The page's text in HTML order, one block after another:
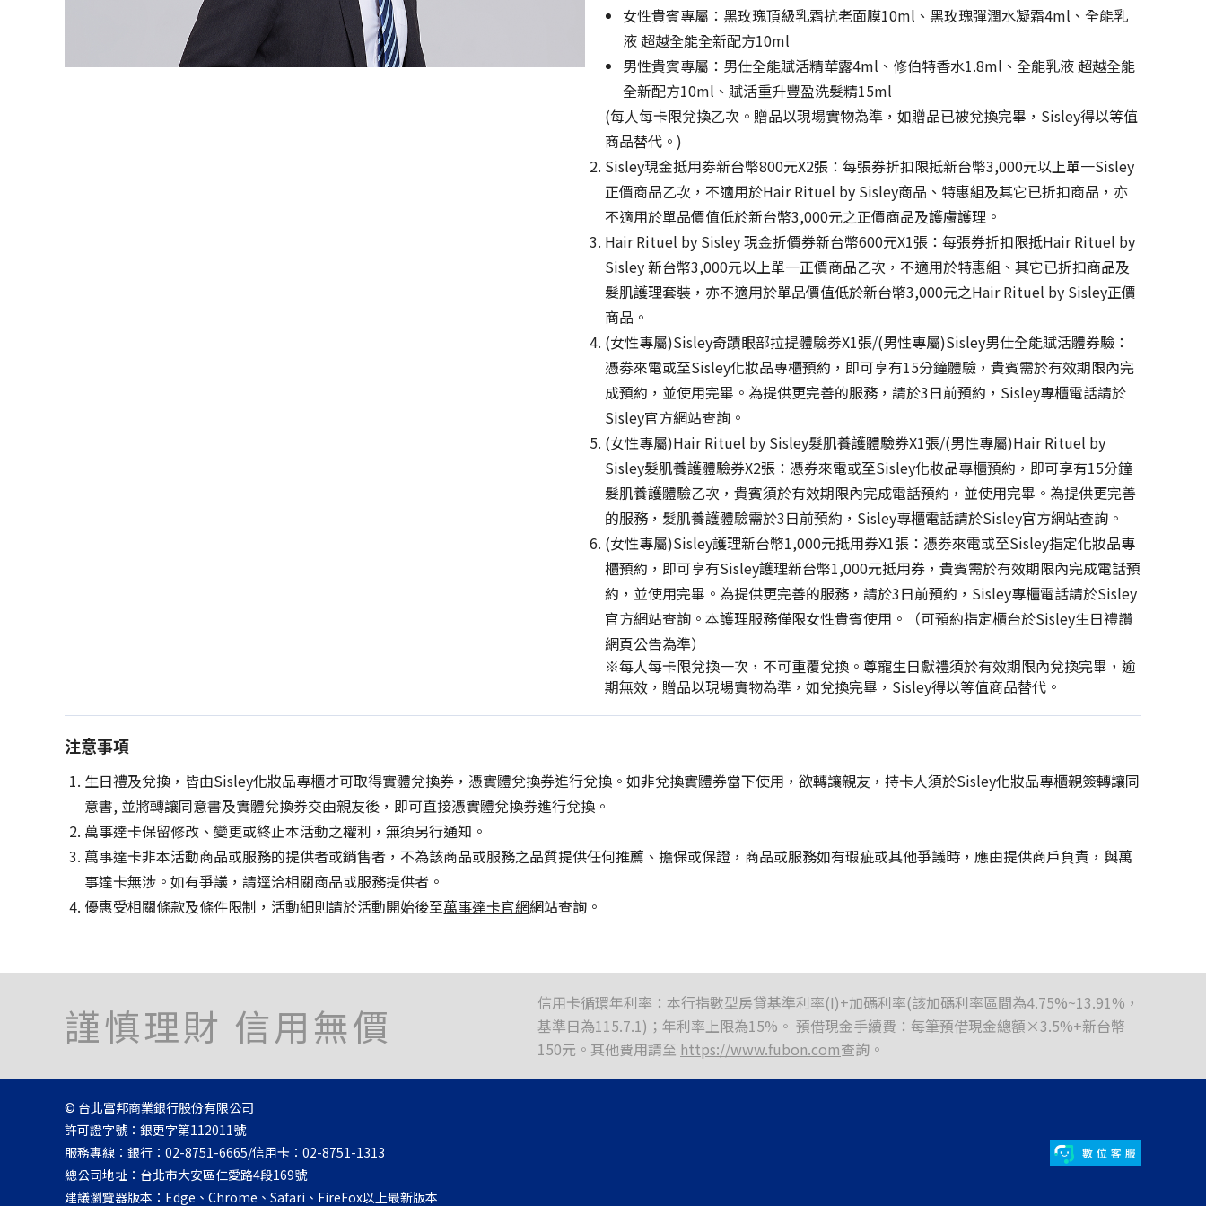
女性貴賓專屬：黑玫瑰頂級乳霜抗老面膜10ml、黑玫瑰彈潤水凝霜4ml、全能乳
液 超越全能全新配方10ml
男性貴賓專屬：男仕全能賦活精華露4ml、修伯特香水1.8ml、全能乳液 超越全能
全新配方10ml、賦活重升豐盈洗髮精15ml
(每人每卡限兌換乙次。贈品以現場實物為準，如贈品已被兌換完畢，Sisley得以等值
商品替代。)
Sisley現金抵用劵新台幣800元X2張：每張券折扣限抵新台幣3,000元以上單一Sisley
正價商品乙次，不適用於Hair Rituel by Sisley商品、特惠組及其它已折扣商品，亦
不適用於單品價值低於新台幣3,000元之正價商品及護膚護理。
Hair Rituel by Sisley 現金折價券新台幣600元X1張：每張券折扣限抵Hair Rituel by
Sisley 新台幣3,000元以上單一正價商品乙次，不適用於特惠組、其它已折扣商品及
髮肌護理套裝，亦不適用於單品價值低於新台幣3,000元之Hair Rituel by Sisley正價
商品。
(女性專屬)Sisley奇蹟眼部拉提體驗劵X1張/(男性專屬)Sisley男仕全能賦活體券驗：
憑劵來電或至Sisley化妝品專櫃預約，即可享有15分鐘體驗，貴賓需於有效期限內完
成預約，並使用完畢。為提供更完善的服務，請於3日前預約，Sisley專櫃電話請於
Sisley官方網站查詢。
(女性專屬)Hair Rituel by Sisley髮肌養護體驗券X1張/(男性專屬)Hair Rituel by
Sisley髮肌養護體驗券X2張：憑券來電或至Sisley化妝品專櫃預約，即可享有15分鐘
髮肌養護體驗乙次，貴賓須於有效期限內完成電話預約，並使用完畢。為提供更完善
的服務，髮肌養護體驗需於3日前預約，Sisley專櫃電話請於Sisley官方網站查詢。
(女性專屬)Sisley護理新台幣1,000元抵用券X1張：憑劵來電或至Sisley指定化妝品專
櫃預約，即可享有Sisley護理新台幣1,000元抵用券，貴賓需於有效期限內完成電話預
約，並使用完畢。為提供更完善的服務，請於3日前預約，Sisley專櫃電話請於Sisley
官方網站查詢。本護理服務僅限女性貴賓使用。（可預約指定櫃台於Sisley生日禮讚
網頁公告為準）
※每人每卡限兌換一次，不可重覆兌換。尊寵生日獻禮須於有效期限內兌換完畢，逾
期無效，贈品以現場實物為準，如兌換完畢，Sisley得以等值商品替代。
注意事項
生日禮及兌換，皆由Sisley化妝品專櫃才可取得實體兌換券，憑實體兌換券進行兌換。如非兌換實體券當下使用，欲轉讓親友，持卡人須於Sisley化妝品專櫃親簽轉讓同
意書, 並將轉讓同意書及實體兌換券交由親友後，即可直接憑實體兌換券進行兌換。
萬事達卡保留修改、變更或終止本活動之權利，無須另行通知。
萬事達卡非本活動商品或服務的提供者或銷售者，不為該商品或服務之品質提供任何推薦、擔保或保證，商品或服務如有瑕疵或其他爭議時，應由提供商戶負責，與萬
事達卡無涉。如有爭議，請逕洽相關商品或服務提供者。
優惠受相關條款及條件限制，活動細則請於活動開始後至萬事達卡官網網站查詢。
謹慎理財 信用無價
信用卡循環年利率：本行指數型房貸基準利率(I)+加碼利率(該加碼利率區間為4.75%~13.91%，
基準日為115.7.1)；年利率上限為15%。 預借現金手續費：每筆預借現金總額×3.5%+新台幣
150元。其他費用請至 https://www.fubon.com查詢。
© 台北富邦商業銀行股份有限公司
許可證字號：銀更字第112011號
服務專線：銀行：02-8751-6665/信用卡：02-8751-1313
總公司地址：台北市大安區仁愛路4段169號
建議瀏覽器版本：Edge、Chrome、Safari、FireFox以上最新版本